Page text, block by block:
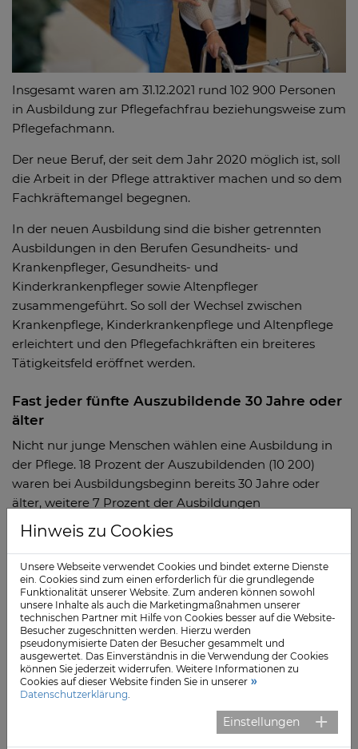
Insgesamt waren am 31.12.2021 rund 102 900 Personen
in Ausbildung zur Pflegefachfrau beziehungsweise zum
Pflegefachmann.
Der neue Beruf, der seit dem Jahr 2020 möglich ist, soll
die Arbeit in der Pflege attraktiver machen und so dem
Fachkräftemangel begegnen.
In der neuen Ausbildung sind die bisher getrennten
Ausbildungen in den Berufen Gesundheits- und
Krankenpfleger, Gesundheits- und
Kinderkrankenpfleger sowie Altenpfleger
zusammengeführt. So soll der Wechsel zwischen
Krankenpflege, Kinderkrankenpflege und Altenpflege
erleichtert und den Pflegefachkräften ein breiteres
Tätigkeitsfeld eröffnet werden.
Fast jeder fünfte Auszubildende 30 Jahre oder
älter
Nicht nur junge Menschen wählen eine Ausbildung in
der Pflege. 18 Prozent der Auszubildenden (10 200)
waren bei Ausbildungsbeginn bereits 30 Jahre oder
älter, weitere 7 Prozent der Ausbildungen
(4 000)wurden 2021 sogar erst im Alter ab 40 Jahren
begonnen.
Ebenso wie die Vorläuferausbildungen wählen vor allem
Frauen die neue Ausbildung: Gut drei Viertel der
Auszubildenden (76 %beziehungsweise 42 500) im
neuen Berufsbild waren Frauen.
Nur wenige absolvieren Ausbildung in Teilzeit
Nach dem Pflegeberufegesetz können Auszubildende
ihre Berufsausbildung auch in Teilzeit absolvieren. Dies
soll einerseits Personen mit familiären Verpflichtungen
Hinweis zu Cookies
Unsere Webseite verwendet Cookies und bindet externe Dienste
ein. Cookies sind zum einen erforderlich für die grundlegende
Funktionalität unserer Website. Zum anderen können sowohl
unsere Inhalte als auch die Marketingmaßnahmen unserer
technischen Partner mit Hilfe von Cookies besser auf die Website-
Besucher zugeschnitten werden. Hierzu werden
pseudonymisierte Daten der Besucher gesammelt und
ausgewertet. Das Einverständnis in die Verwendung der Cookies
können Sie jederzeit widerrufen. Weitere Informationen zu
Cookies auf dieser Website finden Sie in unserer
Datenschutzerklärung
Einstellungen